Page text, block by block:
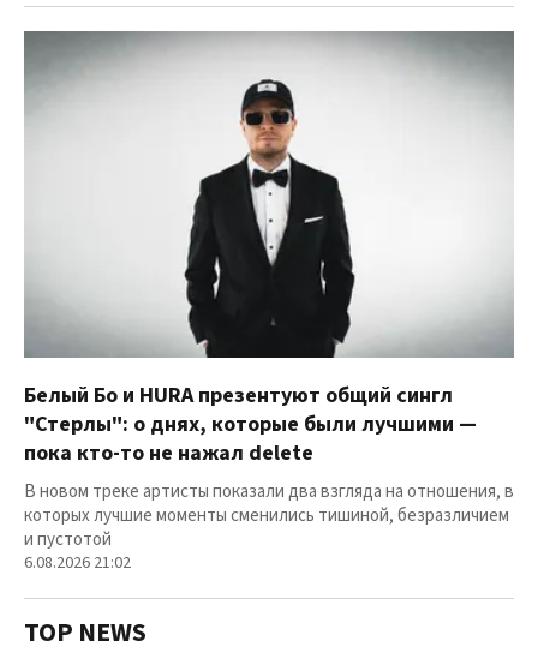
Белый Бо и HURA презентуют общий сингл
"Стерлы": о днях, которые были лучшими —
пока кто-то не нажал delete
В новом треке артисты показали два взгляда на отношения, в
которых лучшие моменты сменились тишиной, безразличием
и пустотой
6.08.2026 21:02
TOP NEWS